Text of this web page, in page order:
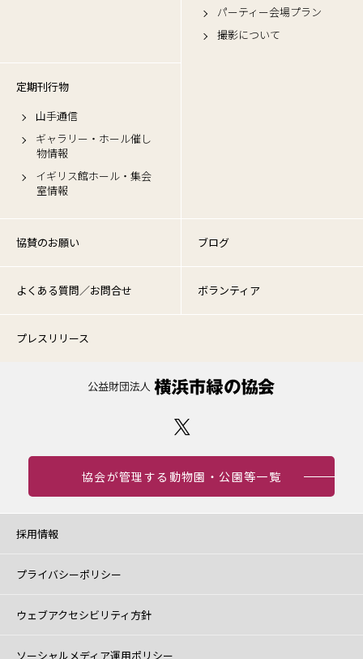
パーティー会場プラン
撮影について
定期刊行物
山手通信
ギャラリー・ホール催し
物情報
イギリス館ホール・集会
室情報
協賛のお願い ブログ
よくある質問／お問合せ ボランティア
プレスリリース
協会が管理する動物園・公園等一覧
採用情報
プライバシーポリシー
ウェブアクセシビリティ方針
ソーシャルメディア運用ポリシー